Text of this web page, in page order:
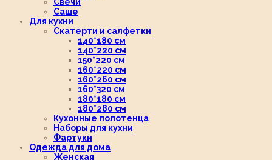
Саше
Для кухни
Скатерти и салфетки
140*180 см
140*220 см
150*220 см
160*220 см
160*260 см
160*320 см
180*180 см
180*280 см
Кухонные полотенца
Наборы для кухни
Фартуки
Одежда для дома
Женская